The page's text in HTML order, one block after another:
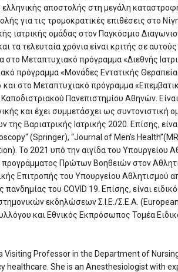
αποστολής στη μεγάλη
για τις τρομοκρατικές επιθέσεις στο
ιατρικής ομάδας στον Παγκόσμιο
τα τελευταία χρόνια είναι κριτής σε
στο Μεταπτυχιακό πρόγραμμα «Διεθνής
πρόγραμμα «Μονάδες Εντατικής
στο Μεταπτυχιακό πρόγραμμα
Πανεπιστημίου Αθηνών.
και έχει συμμετάσχει ως συντονιστική
της Βαριατρικής Ιατρικής 2020. Επίσης,
(Springer), “Journal of Men’s
Το 2021 υπό την αιγίδα του Υπουργείου
προγράμματος Πρώτων Βοηθειών στον
Επιτροπής του Υπουργείου Αθλητισμού
πανδημίας του COVID 19. Επίσης, είναι
εκδηλώσεων Σ.Ι.Ε./Σ.Ε.Α.
και Εθνικός Εκπρόσωπος Τομέα
Visiting Professor in the Department of
healthcare. She is an Anesthesiologist with